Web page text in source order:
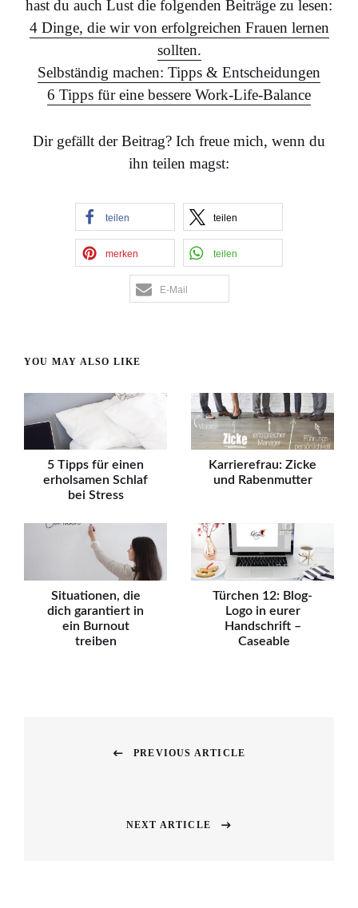
hast du auch Lust die folgenden Beiträge zu lesen:
4 Dinge, die wir von erfolgreichen Frauen lernen
sollten.
Selbständig machen: Tipps & Entscheidungen
6 Tipps für eine bessere Work-Life-Balance
Dir gefällt der Beitrag? Ich freue mich, wenn du
ihn teilen magst:
teilen teilen
merken teilen
E-Mail
YOU MAY ALSO LIKE
5 Tipps für einen
erholsamen Schlaf
bei Stress
Karrierefrau: Zicke
und Rabenmutter
Situationen, die
dich garantiert in
ein Burnout
treiben
Türchen 12: Blog-
Logo in eurer
Handschrift –
Caseable
PREVIOUS ARTICLE
NEXT ARTICLE